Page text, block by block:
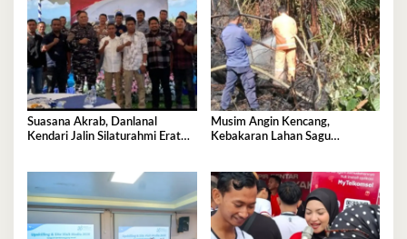
Suasana Akrab, Danlanal
Kendari Jalin Silaturahmi Erat
Musim Angin Kencang,
Kebakaran Lahan Sagu